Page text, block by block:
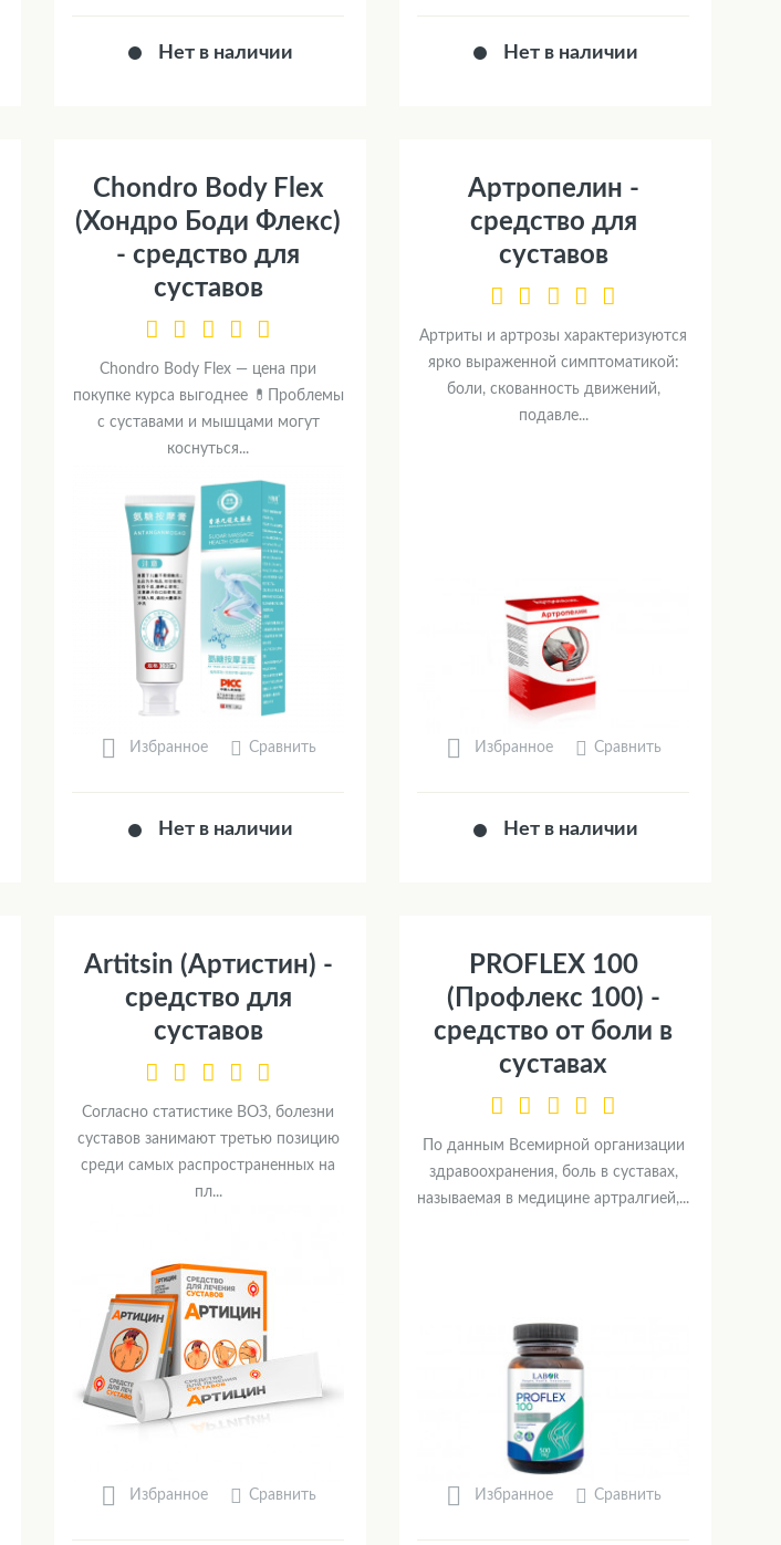
Нет в наличии Нет в наличии
Chondro Body Flex
(Хондро Боди Флекс)
- средство для
суставов
Chondro Body Flex — цена при
покупке курса выгоднее 💊Проблемы
с суставами и мышцами могут
коснуться...
Избранное Сравнить
Нет в наличии
Артропелин -
средство для
суставов
Артриты и артрозы характеризуются
ярко выраженной симптоматикой:
боли, скованность движений,
подавле...
Избранное Сравнить
Нет в наличии
Artitsin (Артистин) -
средство для
суставов
Согласно статистике ВОЗ, болезни
суставов занимают третью позицию
среди самых распространенных на
пл...
Избранное Сравнить
PROFLEX 100
(Профлекс 100) -
средство от боли в
суставах
По данным Всемирной организации
здравоохранения, боль в суставах,
называемая в медицине артралгией,...
Избранное Сравнить